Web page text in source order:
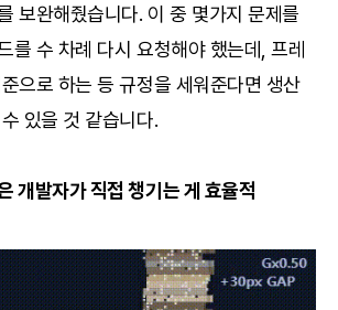
보완해줬습니다. 이 중 몇가지 문제를
를 수 차례 다시 요청해야 했는데, 프레
으로 하는 등 규정을 세워준다면 생산
있을 것 같습니다.
개발자가 직접 챙기는 게 효율적